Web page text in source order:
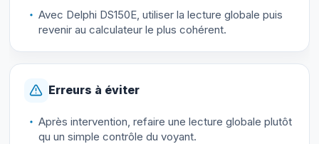
Avec Delphi DS150E, utiliser la lecture globale puis
revenir au calculateur le plus cohérent.
Erreurs à éviter
Après intervention, refaire une lecture globale plutôt
qu un simple contrôle du voyant.